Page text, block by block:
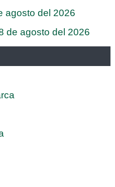
agosto del 2026
de agosto del 2026